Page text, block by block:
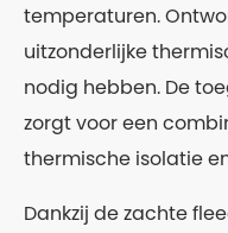
temperaturen.
uitzonderlijke
nodig hebben. De
zorgt voor een
thermische isolatie
Dankzij de zachte